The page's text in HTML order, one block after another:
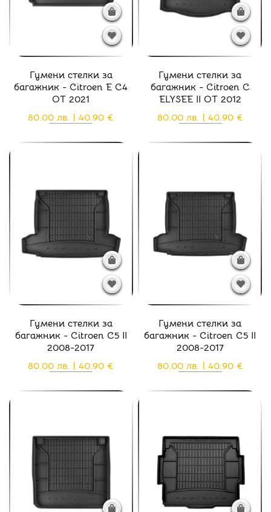
Гумени стелки за
багажник - Citroen E C4
ОТ 2021
80.00 лв. | 40.90 €
Гумени стелки за
багажник - Citroen C
ELYSEE II ОТ 2012
80.00 лв. | 40.90 €
Гумени стелки за
багажник - Citroen C5 II
2008-2017
80.00 лв. | 40.90 €
Гумени стелки за
багажник - Citroen C5 II
2008-2017
80.00 лв. | 40.90 €